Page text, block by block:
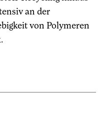
an der
von Polymeren